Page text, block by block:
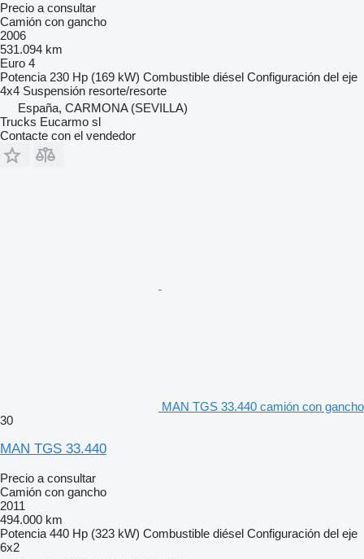
Precio a consultar
Camión con gancho
2006
531.094 km
Euro 4
Potencia 230 Hp (169 kW) Combustible diésel Configuración del eje
4x4 Suspensión resorte/resorte
España, CARMONA (SEVILLA)
Trucks Eucarmo sl
Contacte con el vendedor
MAN TGS 33.440 camión con gancho
30
MAN TGS 33.440
Precio a consultar
Camión con gancho
2011
494.000 km
Potencia 440 Hp (323 kW) Combustible diésel Configuración del eje
6x2